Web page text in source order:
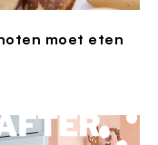
moet eten